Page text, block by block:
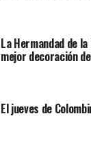
La Hermandad de
mejor decoración
El jueves de